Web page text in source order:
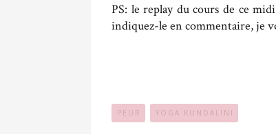
PS: le replay du cours de ce
indiquez-le en commentaire, je
PEUR YOGA KUNDALINI